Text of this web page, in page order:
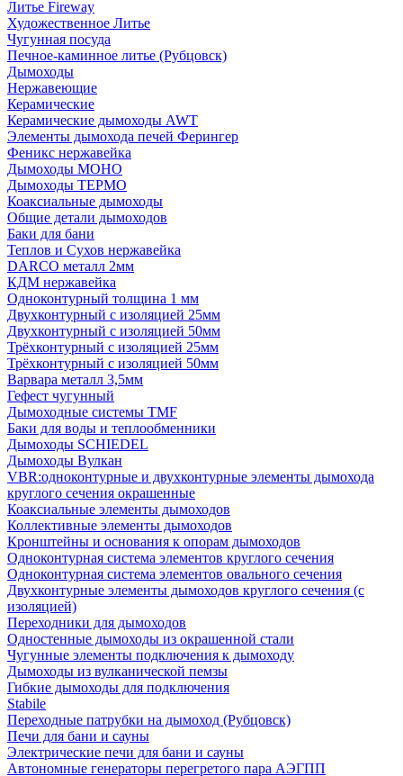
Литье Fireway
Художественное Литье
Чугунная посуда
Печное-каминное литье (Рубцовск)
Дымоходы
Нержавеющие
Керамические
Керамические дымоходы AWT
Элементы дымохода печей Ферингер
Феникс нержавейка
Дымоходы МОНО
Дымоходы ТЕРМО
Коаксиальные дымоходы
Общие детали дымоходов
Баки для бани
Теплов и Сухов нержавейка
DARCO металл 2мм
КДМ нержавейка
Одноконтурный толщина 1 мм
Двухконтурный с изоляцией 25мм
Двухконтурный с изоляцией 50мм
Трёхконтурный с изоляцией 25мм
Трёхконтурный с изоляцией 50мм
Варвара металл 3,5мм
Гефест чугунный
Дымоходные системы TMF
Баки для воды и теплообменники
Дымоходы SCHIEDEL
Дымоходы Вулкан
VBR:одноконтурные и двухконтурные элементы дымохода
круглого сечения окрашенные
Коаксиальные элементы дымоходов
Коллективные элементы дымоходов
Кронштейны и основания к опорам дымоходов
Одноконтурная система элементов круглого сечения
Одноконтурная система элементов овального сечения
Двухконтурные элементы дымоходов круглого сечения (с
изоляцией)
Переходники для дымоходов
Одностенные дымоходы из окрашенной стали
Чугунные элементы подключения к дымоходу
Дымоходы из вулканической пемзы
Гибкие дымоходы для подключения
Stabile
Переходные патрубки на дымоход (Рубцовск)
Печи для бани и сауны
Электрические печи для бани и сауны
Автономные генераторы перегретого пара АЭГПП